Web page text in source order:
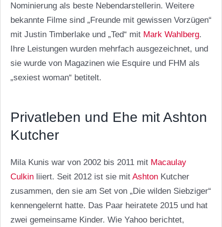
Nominierung als beste Nebendarstellerin. Weitere
bekannte Filme sind „Freunde mit gewissen Vorzügen“
mit Justin Timberlake und „Ted“ mit Mark Wahlberg.
Ihre Leistungen wurden mehrfach ausgezeichnet, und
sie wurde von Magazinen wie Esquire und FHM als
„sexiest woman“ betitelt.
Privatleben und Ehe mit Ashton
Kutcher
Mila Kunis war von 2002 bis 2011 mit Macaulay
Culkinliiert. Seit 2012 ist sie mit AshtonKutcher
zusammen, den sie am Set von „Die wilden Siebziger“
kennengelernt hatte. Das Paar heiratete 2015 und hat
zwei gemeinsame Kinder. Wie Yahoo berichtet,